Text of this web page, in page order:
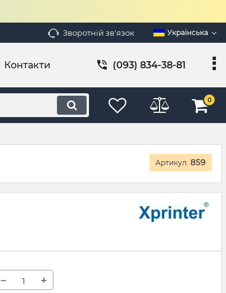
Зворотній зв'язок Українська
Контакти (093) 834-38-81
0
Артикул: 859
− +